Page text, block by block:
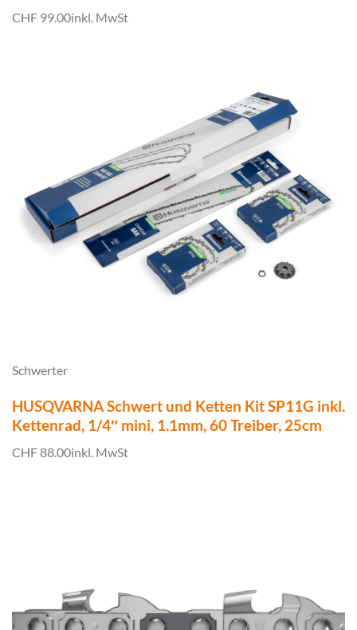
CHF 99.00inkl. MwSt
Schwerter
HUSQVARNA Schwert und Ketten Kit SP11G inkl.
Kettenrad, 1/4″ mini, 1.1mm, 60 Treiber, 25cm
CHF 88.00inkl. MwSt